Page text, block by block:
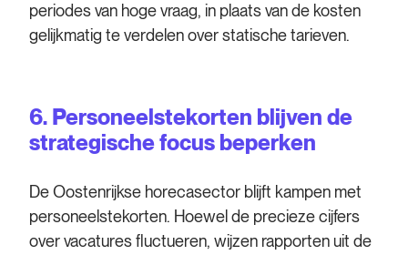
periodes van hoge vraag, in plaats van de kosten
gelijkmatig te verdelen over statische tarieven.
6. Personeelstekorten blijven de
strategische focus beperken
De Oostenrijkse horecasector blijft kampen met
personeelstekorten. Hoewel de precieze cijfers
over vacatures fluctueren, wijzen rapporten uit de